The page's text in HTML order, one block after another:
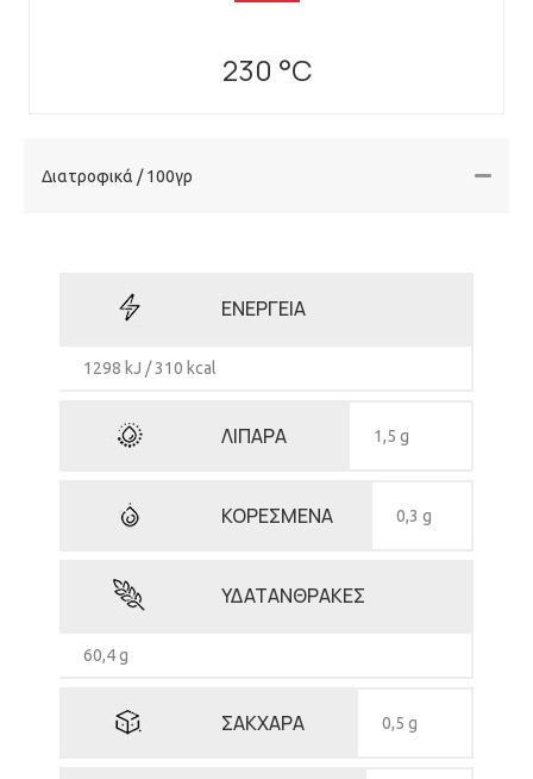
230 °C
Διατροφικά / 100γρ
ΕΝΕΡΓΕΙΑ
1298 kJ / 310 kcal
ΛΙΠΑΡΑ 1,5 g
ΚΟΡΕΣΜΕΝΑ 0,3 g
ΥΔΑΤΑΝΘΡΑΚΕΣ
60,4 g
ΣΑΚΧΑΡΑ 0,5 g